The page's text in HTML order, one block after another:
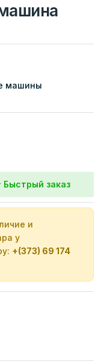
машины
Быстрый заказ
и
у
+(373) 69 174